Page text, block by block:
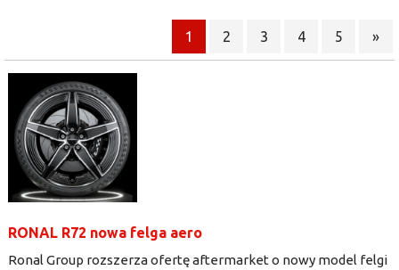
1 2 3 4 5 »
RONAL R72 nowa felga aero
Ronal Group rozszerza ofertę aftermarket o nowy model felgi